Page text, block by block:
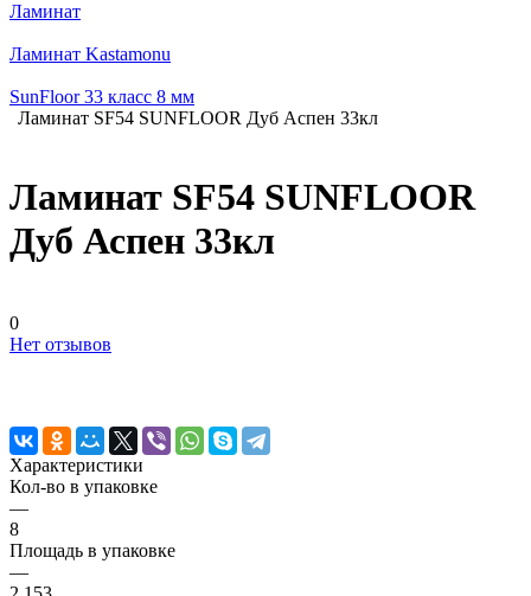
Ламинат
Ламинат Kastamonu
SunFloor 33 класс 8 мм
Ламинат SF54 SUNFLOOR Дуб Аспен 33кл
Ламинат SF54 SUNFLOOR
Дуб Аспен 33кл
0
Нет отзывов
Характеристики
Кол-во в упаковке
—
8
Площадь в упаковке
—